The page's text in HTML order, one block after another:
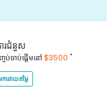
រជំនួស
ចប់ចាប់ផ្តើមនៅ $3500 *
ការវាយតម្លៃ